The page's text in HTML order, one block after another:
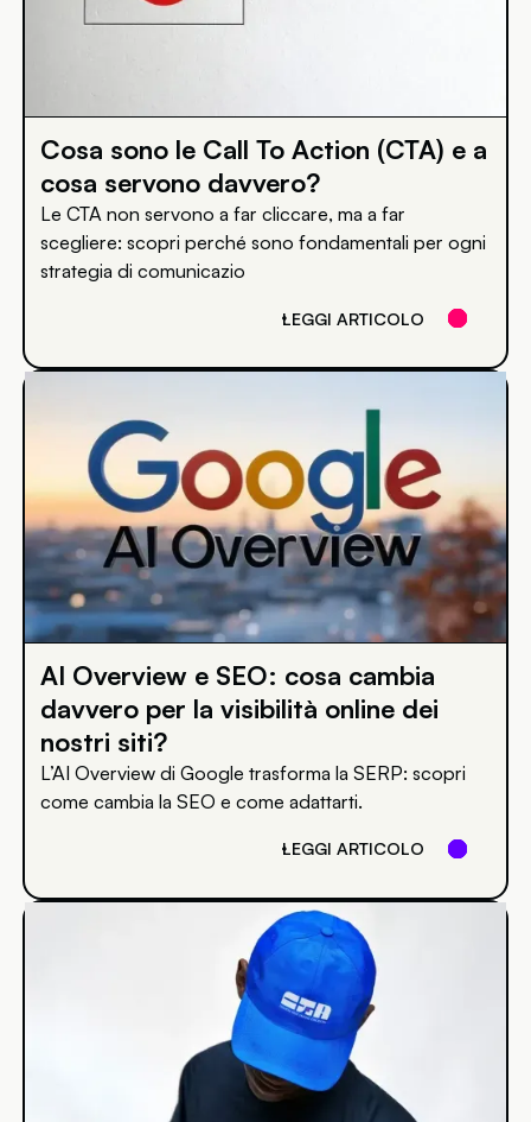
Cosa sono le Call To Action (CTA) e a
cosa servono davvero?
Le CTA non servono a far cliccare, ma a far
scegliere: scopri perché sono fondamentali per ogni
strategia di comunicazio
LEGGI ARTICOLO
AI Overview e SEO: cosa cambia
davvero per la visibilità online dei
nostri siti?
L’AI Overview di Google trasforma la SERP: scopri
come cambia la SEO e come adattarti.
LEGGI ARTICOLO